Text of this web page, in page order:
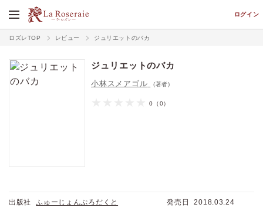
ログイン
ロズレTOP レビュー ジュリエットのバカ
ジュリエットのバカ
小林スメアゴル (著者)
0 （0）
出版社
ふゅーじょんぷろだくと
発売日
2018.03.24